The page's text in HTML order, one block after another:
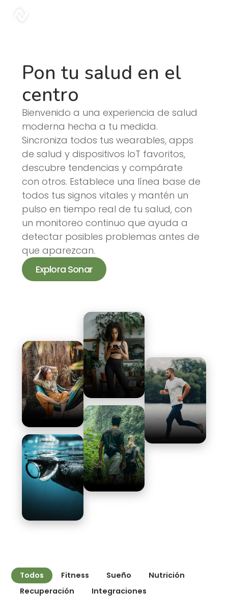
Pon tu salud en el
centro
Bienvenido a una experiencia de salud
moderna hecha a tu medida.
Sincroniza todos tus wearables, apps
de salud y dispositivos IoT favoritos,
descubre tendencias y compárate
con otros. Establece una línea base de
todos tus signos vitales y mantén un
pulso en tiempo real de tu salud, con
un monitoreo continuo que ayuda a
detectar posibles problemas antes de
que aparezcan.
Explora Sonar
Todos Fitness Sueño
Nutrición
Recuperación
Integraciones